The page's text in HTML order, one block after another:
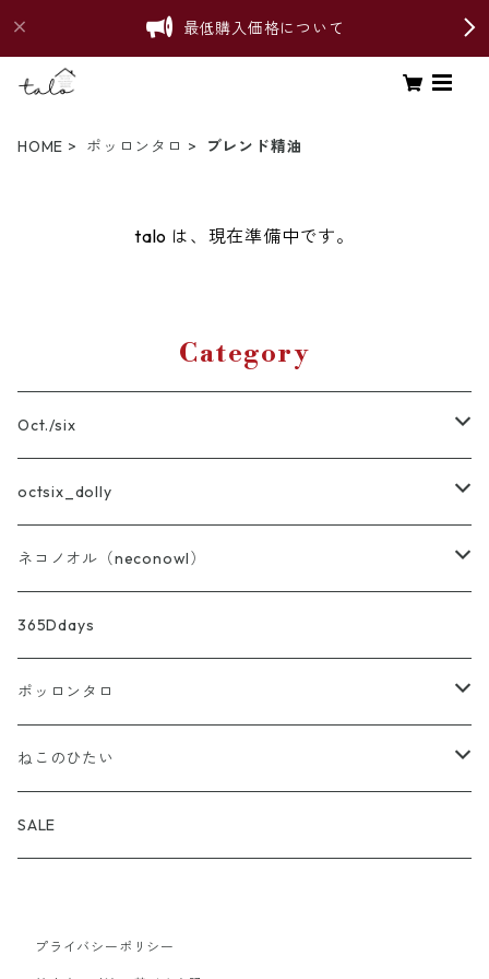
最低購入価格について
HOME ポッロンタロ ブレンド精油
talo は、現在準備中です。
Category
Oct./six
バッグ・ポーチ・布雑貨
ニット
あず灸・ホットピロー
ストーンディフューザー
octsix_dolly
セット
トップス
ボトムス
アウター
バッグ・帽子・靴下・アクセサリー
ネコノオル（neconowl）
バッグ・ポーチ・布雑貨
ホットピロー
ストーンディフューザー
365Ddays
ポッロンタロ
アロマ雑貨
ブレンド精油
精油
my aroma
ねこのひたい
my aroma
SALE
プライバシーポリシー